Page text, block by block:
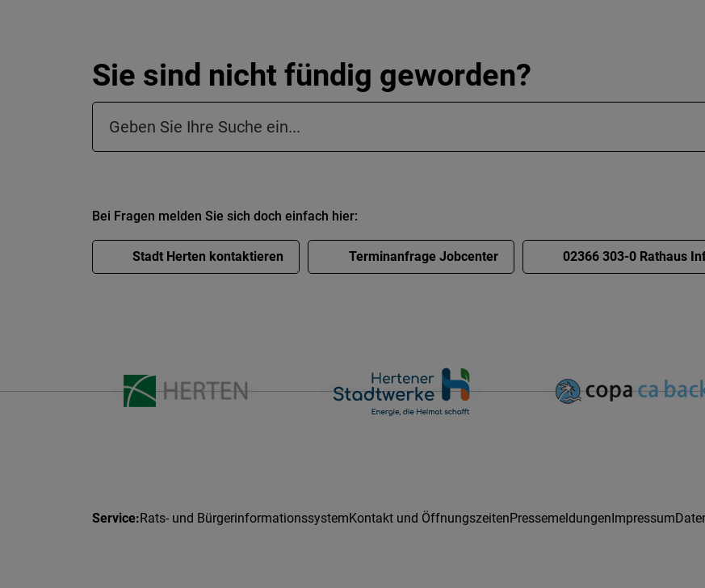
Sie sind nicht fündig geworden?
Suchfeld in der Fußzeile
Bei Fragen melden Sie sich doch einfach hier:
Stadt Herten kontaktieren Terminanfrage Jobcenter 02366 303-0 Rathaus
Rats- und BürgerinformationssystemKontakt und ÖffnungszeitenPressemeldungenImpressum